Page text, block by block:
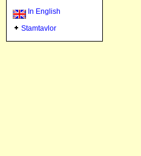
In English
Stamtavlor